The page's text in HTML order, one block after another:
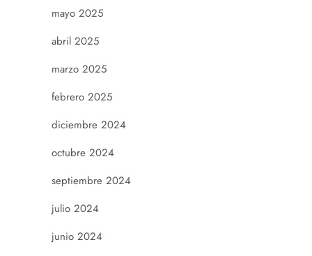
mayo 2025
abril 2025
marzo 2025
febrero 2025
diciembre 2024
octubre 2024
septiembre 2024
julio 2024
junio 2024